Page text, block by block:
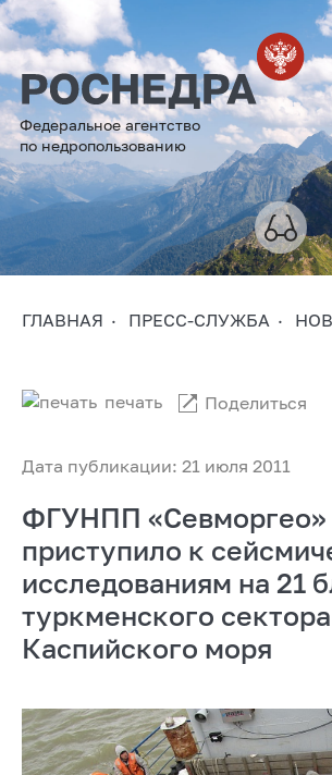
Федеральное агентство
по недропользованию
ГЛАВНАЯ ПРЕСС-СЛУЖБА
Дата публикации: 21 июля 2011
печать Поделиться
ФГУНПП «Севморгео»
приступило к
исследованиям на 21
туркменского сектора
Каспийского моря